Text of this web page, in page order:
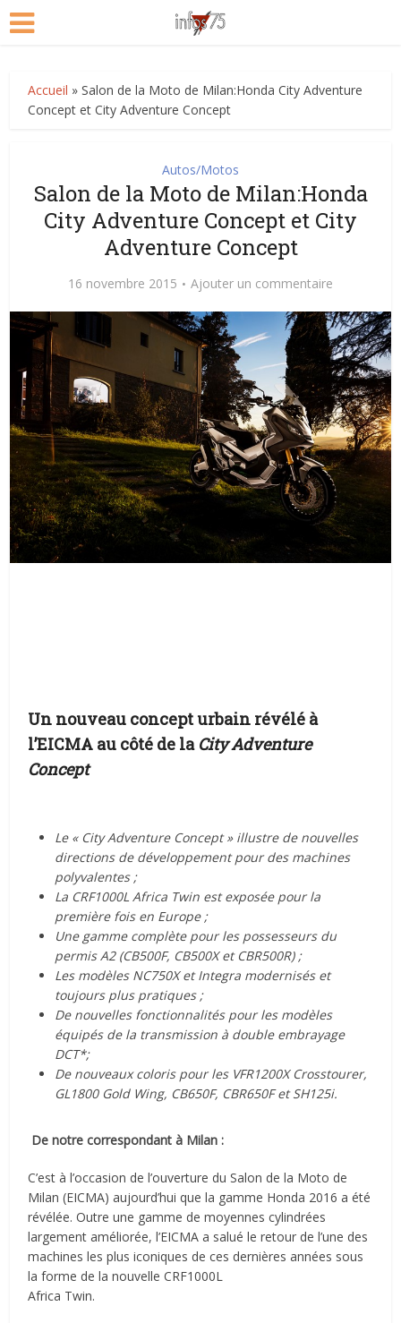
Accueil »Salon de la Moto de Milan:Honda City Adventure
Concept et City Adventure Concept
Autos/Motos
Salon de la Moto de Milan:Honda
City Adventure Concept et City
Adventure Concept
16 novembre 2015 Ajouter un commentaire
Un nouveau concept urbain révélé à
l’EICMA au côté de la City Adventure
Concept
Le « City Adventure Concept » illustre de nouvelles
directions de développement pour des machines
polyvalentes ;
La CRF1000L Africa Twin est exposée pour la
première fois en Europe ;
Une gamme complète pour les possesseurs du
permis A2 (CB500F, CB500X et CBR500R) ;
Les modèles NC750X et Integra modernisés et
toujours plus pratiques ;
De nouvelles fonctionnalités pour les modèles
équipés de la transmission à double embrayage
DCT*;
De nouveaux coloris pour les VFR1200X Crosstourer,
GL1800 Gold Wing, CB650F, CBR650F et SH125i.
De notre correspondant à Milan :
C’est à l’occasion de l’ouverture du Salon de la Moto de
Milan (EICMA) aujourd’hui que la gamme Honda 2016 a été
révélée. Outre une gamme de moyennes cylindrées
largement améliorée, l’EICMA a salué le retour de l’une des
machines les plus iconiques de ces dernières années sous
la forme de la nouvelle CRF1000L
Africa Twin.